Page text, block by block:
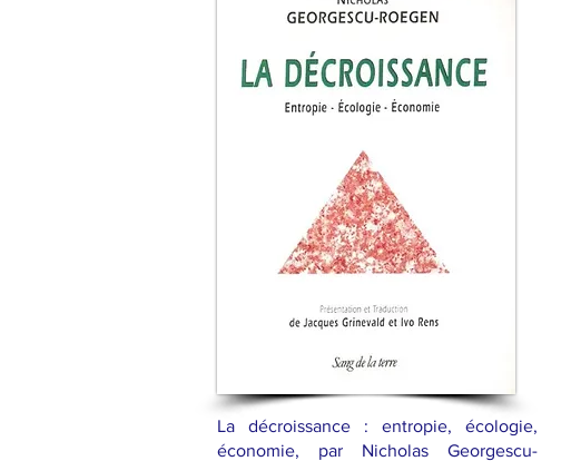
La décroissance : entropie, écologie,
économie, par Nicholas Georgescu-